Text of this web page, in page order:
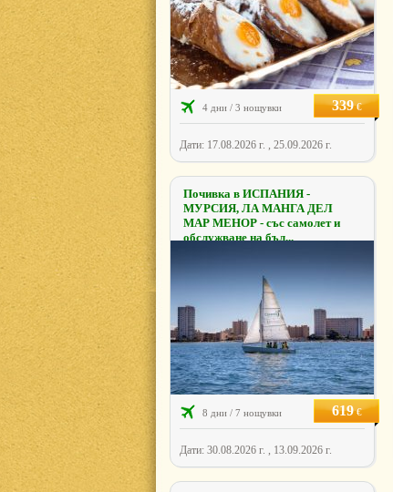
4 дни / 3 нощувки 339€
Дати: 17.08.2026 г. , 25.09.2026 г.
Почивка в ИСПАНИЯ -
МУРСИЯ, ЛА МАНГА ДЕЛ
МАР МЕНОР - със самолет и
обслужване на бъл...
8 дни / 7 нощувки 619€
Дати: 30.08.2026 г. , 13.09.2026 г.